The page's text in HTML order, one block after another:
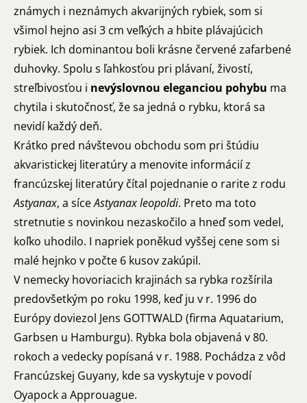
známych i neznámych akvarijných rybiek, som si
všimol hejno asi 3 cm veľkých a hbite plávajúcich
rybiek. Ich dominantou boli krásne červené zafarbené
duhovky. Spolu s ľahkosťou pri plávaní, živostí,
streľbivosťou i nevýslovnou eleganciou pohybu ma
chytila i skutočnosť, že sa jedná o rybku, ktorá sa
nevidí každý deň.
Krátko pred návštevou obchodu som pri štúdiu
akvaristickej literatúry a menovite informácií z
francúzskej literatúry čítal pojednanie o rarite z rodu
Astyanax, a síceAstyanax leopoldi. Preto ma toto
stretnutie s novinkou nezaskočilo a hneď som vedel,
koľko uhodilo. I napriek poněkud vyššej cene som si
malé hejnko v počte 6 kusov zakúpil.
V nemecky hovoriacich krajinách sa rybka rozšírila
predovšetkým po roku 1998, keď ju v r. 1996 do
Európy doviezol Jens GOTTWALD (firma Aquatarium,
Garbsen u Hamburgu). Rybka bola objavená v 80.
rokoch a vedecky popísaná v r. 1988. Pochádza z vôd
Francúzskej Guyany, kde sa vyskytuje v povodí
Oyapock a Approuague.